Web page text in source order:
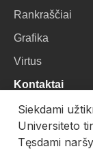
Rankraščiai
Grafika
Virtus
Kontaktai
VU Biblioteka
Universiteto g.
Siekdami
Universiteto
Tęsdami